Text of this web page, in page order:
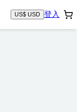
US$ USD 登入